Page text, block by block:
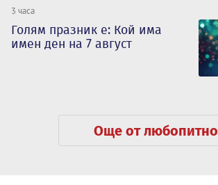
3 часа
Голям празник е: Кой има
имен ден на 7 август
Още от любопитно